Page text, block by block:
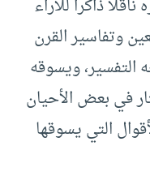
ذاكراً للآراء
وتفاسير القرن
التفسير، ويسوقه
في بعض الأحيان
التي يسوقها